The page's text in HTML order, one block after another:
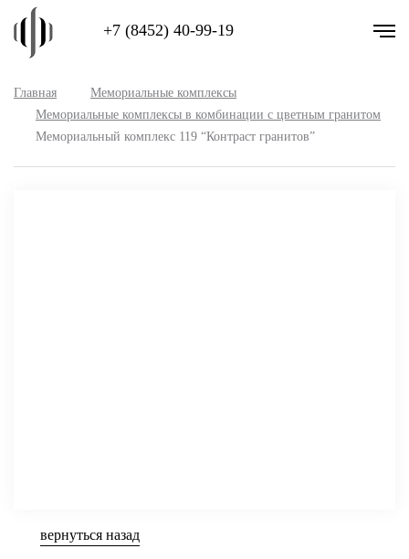
+7 (8452) 40-99-19
Главная
Мемориальные комплексы
Мемориальные комплексы в комбинации с цветным гранитом
Мемориальный комплекс 119 “Контраст гранитов”
вернуться назад